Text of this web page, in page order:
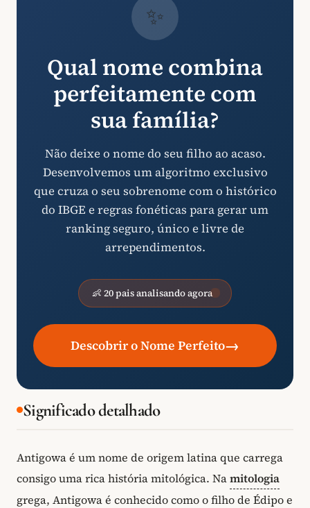
✨
Qual nome combina
perfeitamente com
sua família?
Não deixe o nome do seu filho ao acaso.
Desenvolvemos um algoritmo exclusivo
que cruza o seu sobrenome com o histórico
do IBGE e regras fonéticas para gerar um
ranking seguro, único e livre de
arrependimentos.
👶 20 pais analisando agora
Descobrir o Nome Perfeito→
Significado detalhado
Antigowa é um nome de origem latina que carrega
consigo uma rica história mitológica. Namitologia
grega, Antigowa é conhecido como o filho de Édipo e